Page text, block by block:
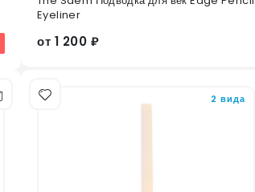
0из 5
Eyeliner
от 1 200 ₽
2 вида